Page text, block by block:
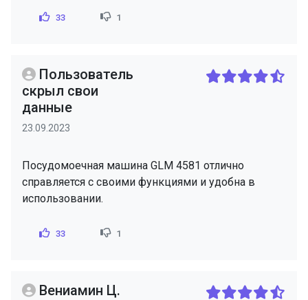
33 1
Пользователь
скрыл свои
данные
23.09.2023
Посудомоечная машина GLM 4581 отлично
справляется с своими функциями и удобна в
использовании.
33 1
Вениамин Ц.